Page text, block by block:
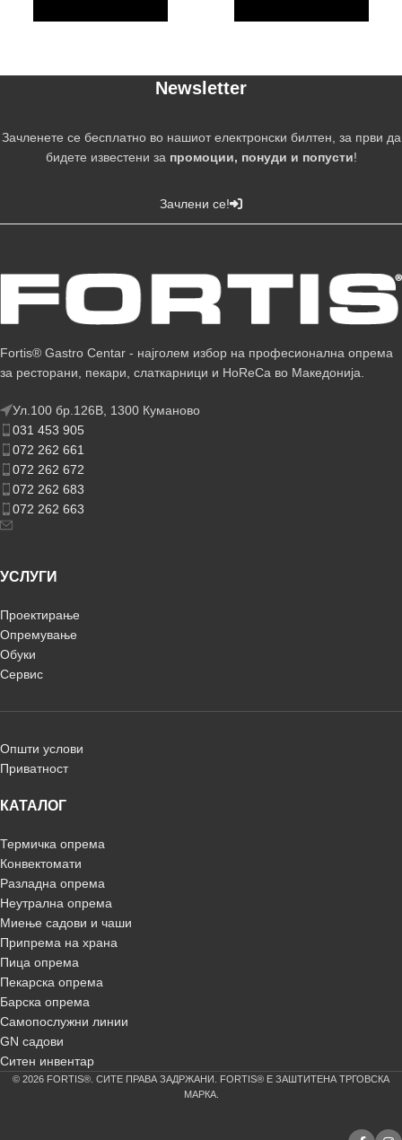
Newsletter
Зачленете се бесплатно во нашиот електронски билтен, за први да
бидете известени за промоции, понуди и попусти!
Зачлени се!
Fortis® Gastro Centar - најголем избор на професионална опрема
за ресторани, пекари, слаткарници и HoReCa во Македонија.
Ул.100 бр.126В, 1300 Куманово
031 453 905
072 262 661
072 262 672
072 262 683
072 262 663
УСЛУГИ
Проектирање
Опремување
Обуки
Сервис
Општи услови
Приватност
КАТАЛОГ
Термичка опрема
Конвектомати
Разладна опрема
Неутрална опрема
Миење садови и чаши
Припрема на храна
Пица опрема
Пекарска опрема
Барска опрема
Самопослужни линии
GN садови
Ситен инвентар
© 2026 FORTIS®. СИТЕ ПРАВА ЗАДРЖАНИ. FORTIS® Е ЗАШТИТЕНА ТРГОВСКА
МАРКА.